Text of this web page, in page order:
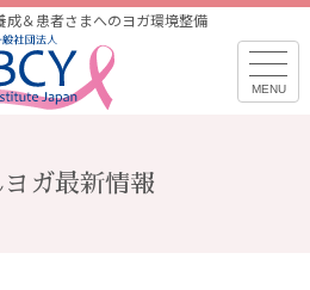
成＆患者さまへのヨガ環境整備
ガ最新情報